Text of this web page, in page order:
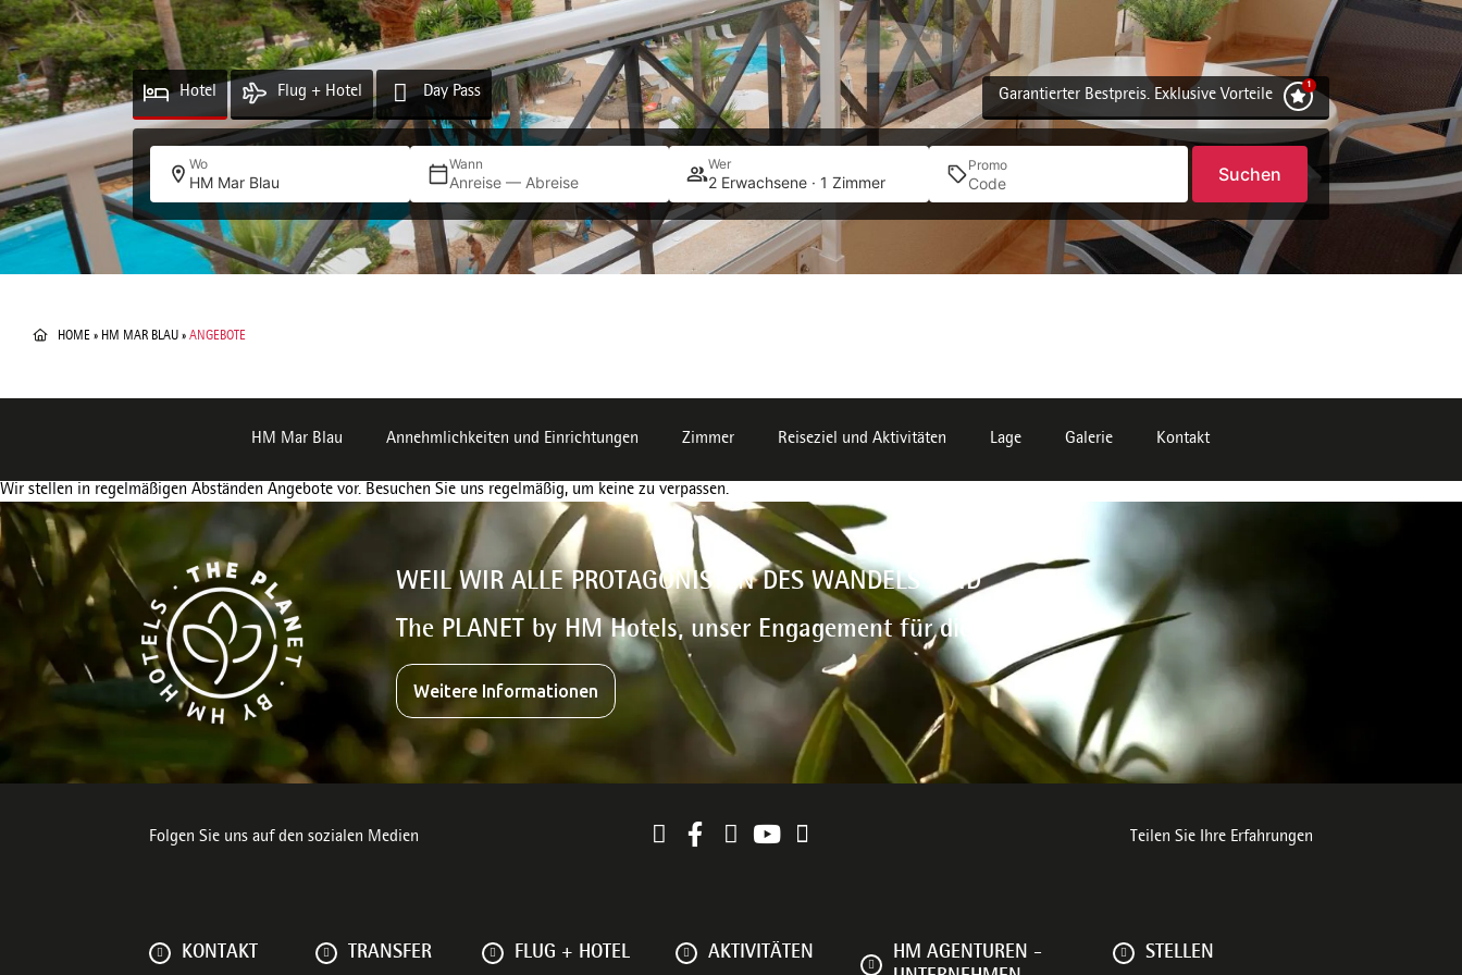
Hotel Flug + Hotel Day Pass Garantierter Bestpreis. Exklusive Vorteile
Wo
HM Mar Blau
Wann
Anreise — Abreise
Wer
2 Erwachsene · 1 Zimmer
Promo Suchen
HOME » HM MAR BLAU » ANGEBOTE
HM Mar Blau Annehmlichkeiten und Einrichtungen Zimmer Reiseziel und Aktivitäten Lage Galerie Kontakt
Wir stellen in regelmäßigen Abständen Angebote vor. Besuchen Sie uns regelmäßig, um keine zu verpassen.
WEIL WIR ALLE PROTAGONISTEN DES WANDELS SIND
The PLANET by HM Hotels, unser Engagement für die Umwelt
Weitere Informationen
Folgen Sie uns auf den sozialen Medien Teilen Sie Ihre Erfahrungen
KONTAKT TRANSFER FLUG + HOTEL AKTIVITÄTEN
HM AGENTUREN -
STELLEN